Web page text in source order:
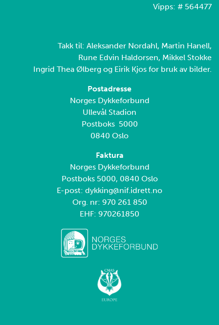
Vipps: # 564477
Takk til: Aleksander Nordahl, Martin Hanell,
Rune Edvin Haldorsen, Mikkel Stokke
Ingrid Thea Ølberg og Eirik Kjos for bruk av bilder.
Postadresse
Norges Dykkeforbund
Ullevål Stadion
Postboks 5000
0840 Oslo
Faktura
Norges Dykkeforbund
Postboks 5000, 0840 Oslo
E-post: dykking@nif.idrett.no
Org. nr: 970 261 850
EHF: 970261850